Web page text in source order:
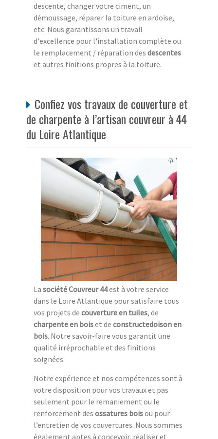
descente, changer votre ciment, un
démoussage, réparer la toiture en ardoise,
etc. Nous garantissons un travail
d'excellence pour l'installation complète ou
le remplacement / réparation des descentes
et autres finitions propres à la toiture.
Confiez vos travaux de couverture et
de charpente à l’artisan couvreur à 44
du Loire Atlantique
La société Couvreur 44est à votre service
dans le Loire Atlantique pour satisfaire tous
vos projets de couverture en tuiles, de
charpente en boiset de constructedoison en
bois. Notre savoir-faire vous garantit une
qualité irréprochable et des finitions
soignées.
Notre expérience et nos compétences sont à
votre disposition pour vos travaux et pas
seulement pour le remaniement ou le
renforcement des ossatures boisou pour
l’entretien de vos couvertures. Nous sommes
également aptes à concevoir, réaliser et